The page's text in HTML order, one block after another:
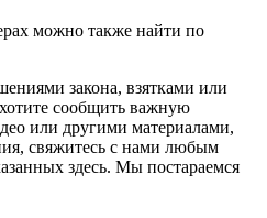
можно также найти по
закона, взятками или
сообщить важную
или другими материалами,
свяжитесь с нами любым
здесь. Мы постараемся